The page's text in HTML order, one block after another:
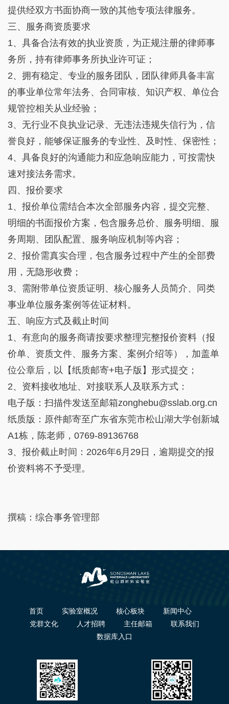
提供经双方书面协商一致的其他专项法律服务。
三、服务商资质要求
1、具备合法有效的执业资质，为正规注册的律师事
务所，持有律师事务所执业许可证；
2、拥有稳定、专业的服务团队，团队律师具备丰富
的事业单位常年法务、合同审核、知识产权、单位合
规管控相关从业经验；
3、无行业不良执业记录、无违法违规失信行为，信
誉良好，能够保证服务的专业性、及时性、保密性；
4、具备良好的沟通能力和应急响应能力，可按需快
速对接法务需求。
四、报价要求
1、报价单位需结合本次全部服务内容，提交完整、
明细的书面报价方案，包含服务总价、服务明细、服
务周期、团队配置、服务响应机制等内容；
2、报价需真实合理，包含服务过程中产生的全部费
用，无隐形收费；
3、需附带单位资质证明、核心服务人员简介、同类
事业单位服务案例等佐证材料。
五、响应方式及截止时间
1、有意向的服务商请按要求整理完整报价资料（报
价单、资质文件、服务方案、案例介绍等），加盖单
位公章后，以【纸质邮寄+电子版】形式提交；
2、资料接收地址、对接联系人及联系方式：
电子版：扫描件发送至邮箱zonghebu@sslab.org.cn
纸质版：原件邮寄至广东省东莞市松山湖大学创新城
A1栋，陈老师，0769-89136768
3、报价截止时间：2026年6月29日，逾期提交的报
价资料将不予受理。
撰稿：综合事务管理部
首页 实验室概况 核心板块
新闻中心
党群文化
人才招聘 主任邮箱
联系我们
数据库入口